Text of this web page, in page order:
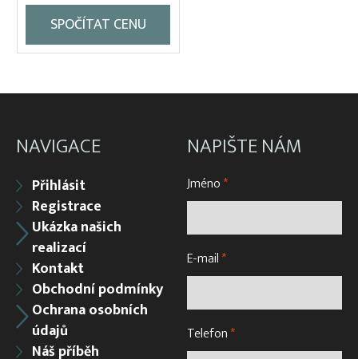
SPOČÍTAT CENU
NAVIGACE
Přihlásit
Registrace
Ukázka našich
realizací
Kontakt
Obchodní podmínky
Ochrana osobních
údajů
Náš příběh
NAPIŠTE NÁM
Jméno*
E-mail*
Telefon*